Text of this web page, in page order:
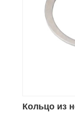
Кольцо из